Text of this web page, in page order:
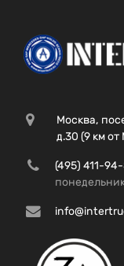
Москва,
д.30 (9 км
(495) 411-